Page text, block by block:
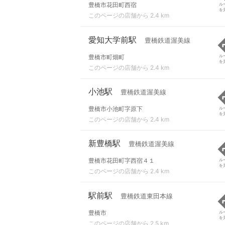
豊橋市花田町西宿
このページの店舗から 2.4 km
ル
を
愛知大学前駅 豊橋鉄道渥美線
豊橋市町畑町
このページの店舗から 2.4 km
ル
を
小池駅 豊橋鉄道渥美線
豊橋市小池町字原下
このページの店舗から 2.4 km
ル
を
新豊橋駅 豊橋鉄道渥美線
豊橋市花田町字西宿４１
このページの店舗から 2.4 km
ル
を
駅前駅 豊橋鉄道東田本線
豊橋市
このページの店舗から 2.5 km
ル
を